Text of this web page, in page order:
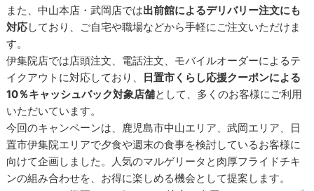
また、中山本店・武岡店では出前館によるデリバリー注文にも
対応しており、ご自宅や職場などから手軽にご注文いただけま
す。
伊集院店では店頭注文、電話注文、モバイルオーダーによるテ
イクアウトに対応しており、
日置市くらし応援クーポンによる
10％キャッシュバック対象店舗として、多くのお客様にご利用
いただいています。
今回のキャンペーンは、鹿児島市中山エリア、武岡エリア、日
置市伊集院エリアで夕食や週末の食事を検討しているお客様に
向けて企画しました。人気のマルゲリータと肉厚フライドチキ
ンの組み合わせを、お得に楽しめる機会として提案します。